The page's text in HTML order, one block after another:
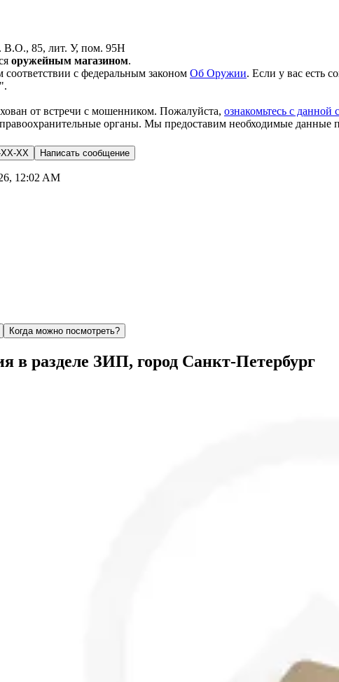
В.О., 85, лит. У, пом. 95Н
оружейным магазином.
с федеральным законом Об Оружии. Если у вас есть
от встречи с мошенником. Пожалуйста, ознакомьтесь с данной
правоохранительные органы. Мы предоставим необходимые данные
XX Написать сообщение
12:02 AM
Когда можно посмотреть?
в разделе ЗИП, город Санкт-Петербург